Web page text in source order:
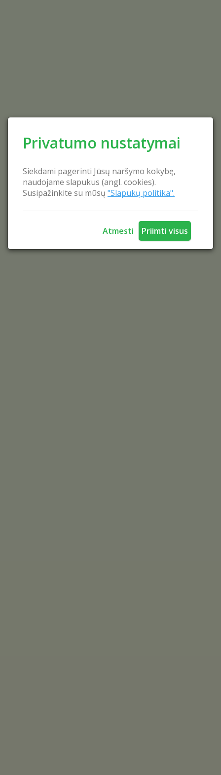
Privatumo nustatymai
Siekdami pagerinti Jūsų naršymo kokybę,
naudojame slapukus (angl. cookies).
Susipažinkite su mūsų "Slapukų politika".
Atmesti Priimti visus